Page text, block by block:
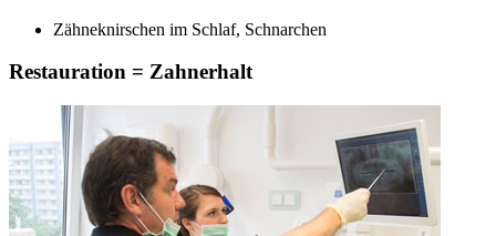
Zähneknirschen im Schlaf, Schnarchen
Restauration = Zahnerhalt